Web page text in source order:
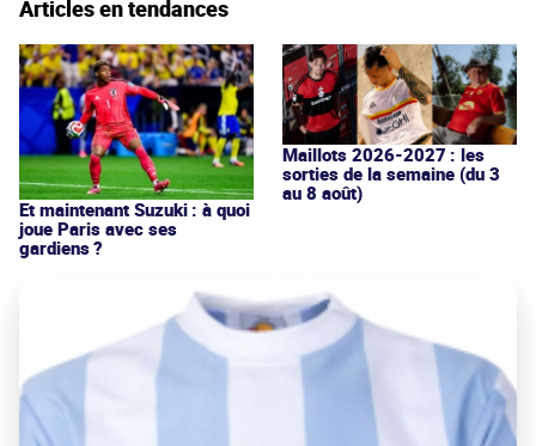
Articles en tendances
Et maintenant Suzuki : à quoi
joue Paris avec ses
gardiens ?
Maillots 2026-2027 : les
sorties de la semaine (du 3
au 8 août)